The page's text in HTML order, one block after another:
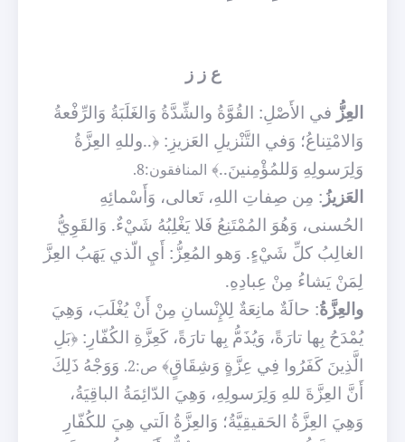
ع ز ز
العِزُّ في الأَصْلِ: القُوَّةُ والشِّدَّةُ وَالغَلَبَةُ وَالرِّفْعةُ
وَالامْتِناعُ؛ وَفي التَّنْزيلِ العَزيزِ: ﴿..وللهِ العِزَّةُ
وَلِرَسولِهِ وَللمُؤْمِنينَ..﴾ المنافقون:8.
العَزيزُ : مِن صِفاتِ اللهِ، تَعالى، وَأَسْمائِهِ
الحُسنى، وَهُوَ المُمْتَنِعُ فَلا يَغْلِبُهُ شَيْءٌ. وَالقَوِيُّ
الغالِبُ كلِّ شَيْءٍ. وَهو المُعِزُّ: أَيِ الّذي يَهَبُ العِزَّ
لِمَنْ يَشاءُ مِنْ عِبادِهِ.
والعِزَّةُ: حالَةٌ مانِعَةٌ لِلإِنْسانِ مِنْ أَنْ يُغْلَبَ، وَهِيَ
يُمْدَحُ بِها تارَةً، وَيُذَمُّ بِها تارَةً، كَعِزَّةِ الكُفّارِ: ﴿بَلِ
الَّذِينَ كَفَرُوا فِي عِزَّةٍ وَشِقَاقٍ﴾ ص:2.
وَوَجْهُ ذَلِكَ
أَنَّ العِزَّةَ للهِ وَلِرَسولِهِ، وَهِيَ الدّائِمَةُ الباقِيَةُ،
وَهِيَ العِزَّةُ الحَقيقِيَّةُ؛ وَالعِزَّةُ الَتي هِيَ للكُفّارِ